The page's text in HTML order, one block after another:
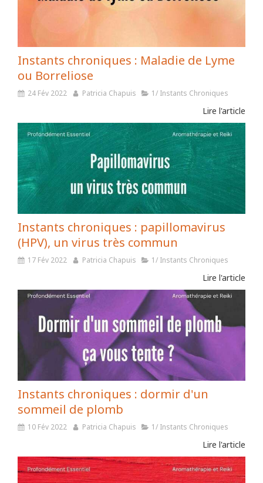
Instants chroniques : Maladie de Lyme
ou Borreliose
24 Fév 2022 Patricia Chapuis 1/ Instants Chroniques
Lire l'article
Instants chroniques : papillomavirus
(HPV), un virus très commun
17 Fév 2022 Patricia Chapuis 1/ Instants Chroniques
Lire l'article
Instants chroniques : dormir d'un
sommeil de plomb
10 Fév 2022 Patricia Chapuis 1/ Instants Chroniques
Lire l'article